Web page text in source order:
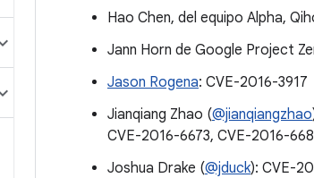
Hao Chen, del equipo Alpha,
Jann Horn de Google Project
Jason Rogena: CVE-2016-3917
Jianqiang Zhao (@jianqiangzhao
CVE-2016-6673, CVE-2016-
Joshua Drake (@jduck): CVE-